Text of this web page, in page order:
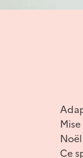
Ce